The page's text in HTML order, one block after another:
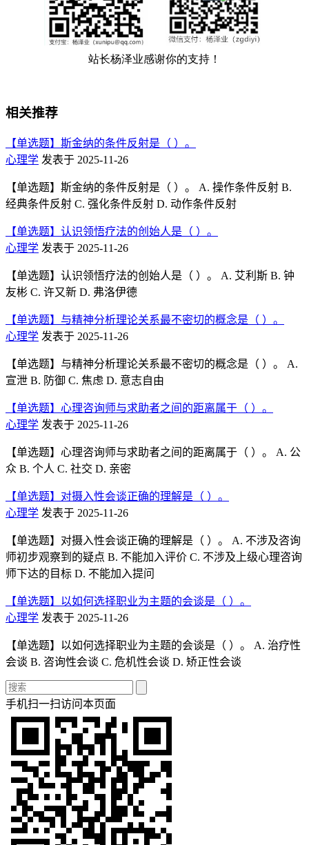
相关推荐
【单选题】斯金纳的条件反射是（ ）。
心理学 发表于 2025-11-26
【单选题】斯金纳的条件反射是（ ）。 A. 操作条件反射 B.
经典条件反射 C. 强化条件反射 D. 动作条件反射
【单选题】认识领悟疗法的创始人是（ ）。
心理学 发表于 2025-11-26
【单选题】认识领悟疗法的创始人是（ ）。 A. 艾利斯 B. 钟
友彬 C. 许又新 D. 弗洛伊德
【单选题】与精神分析理论关系最不密切的概念是（ ）。
心理学 发表于 2025-11-26
【单选题】与精神分析理论关系最不密切的概念是（ ）。 A.
宣泄 B. 防御 C. 焦虑 D. 意志自由
【单选题】心理咨询师与求助者之间的距离属于（ ）。
心理学 发表于 2025-11-26
【单选题】心理咨询师与求助者之间的距离属于（ ）。 A. 公
众 B. 个人 C. 社交 D. 亲密
【单选题】对摄入性会谈正确的理解是（ ）。
心理学 发表于 2025-11-26
【单选题】对摄入性会谈正确的理解是（ ）。 A. 不涉及咨询
师初步观察到的疑点 B. 不能加入评价 C. 不涉及上级心理咨询
师下达的目标 D. 不能加入提问
【单选题】以如何选择职业为主题的会谈是（ ）。
心理学 发表于 2025-11-26
【单选题】以如何选择职业为主题的会谈是（ ）。 A. 治疗性
会谈 B. 咨询性会谈 C. 危机性会谈 D. 矫正性会谈
手机扫一扫访问本页面